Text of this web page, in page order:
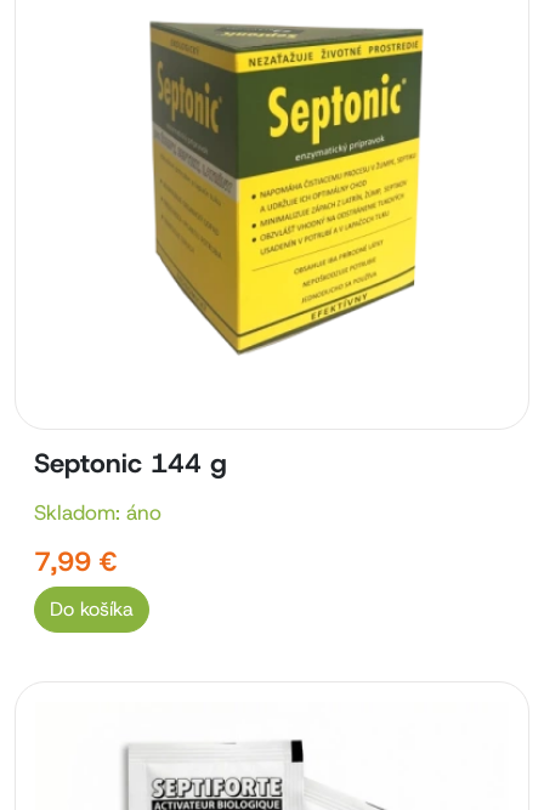
Septonic 144 g
Skladom: áno
7,99 €
Do košíka